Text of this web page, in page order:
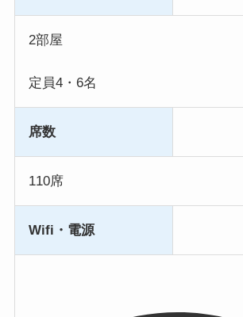
2部屋
定員4・6名
席数
110席
Wifi・電源